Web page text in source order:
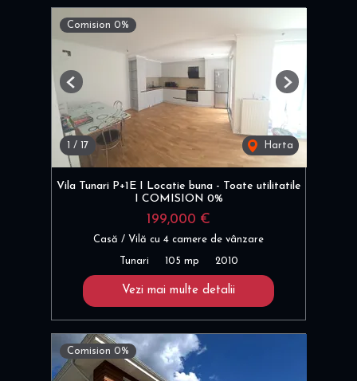
Comision 0%
/ 17 Harta
Previous Next
Vila Tunari P+1E I Locatie buna - Toate utilitatile
I COMISION 0%
199,000 €
Casă / Vilă cu 4 camere de vânzare
Tunari 105 mp 2010
Vezi mai multe detalii
Comision 0%